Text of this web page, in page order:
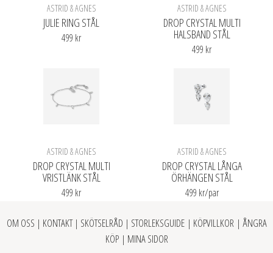
ASTRID & AGNES
JULIE RING STÅL
499 kr
ASTRID & AGNES
DROP CRYSTAL MULTI
HALSBAND STÅL
499 kr
ASTRID & AGNES
DROP CRYSTAL MULTI
VRISTLÄNK STÅL
499 kr
ASTRID & AGNES
DROP CRYSTAL LÅNGA
ÖRHÄNGEN STÅL
499 kr/par
OM OSS | KONTAKT| SKÖTSELRÅD | STORLEKSGUIDE | KÖPVILLKOR| ÅNGRA
KÖP| MINA SIDOR